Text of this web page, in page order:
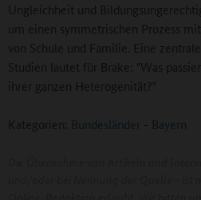
Ungleichheit und
um einen symmetrischen Prozess
von Schule und Familie. Eine
Studien lautet für Brake: "Was
ihrer ganzen Heterogenität?"
Kategorien: Bundesländer - Bayern